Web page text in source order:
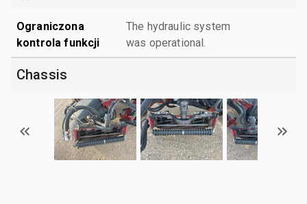
Ograniczona
kontrola funkcji
The hydraulic system
was operational.
Chassis